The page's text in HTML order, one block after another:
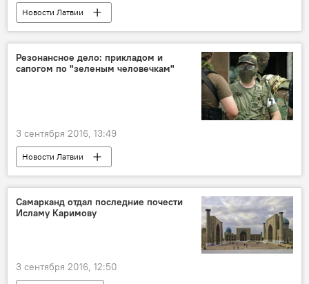
Новости Латвии
Резонансное дело: прикладом и
сапогом по "зеленым человечкам"
3 сентября 2016, 13:49
Новости Латвии
Самарканд отдал последние почести
Исламу Каримову
3 сентября 2016, 12:50